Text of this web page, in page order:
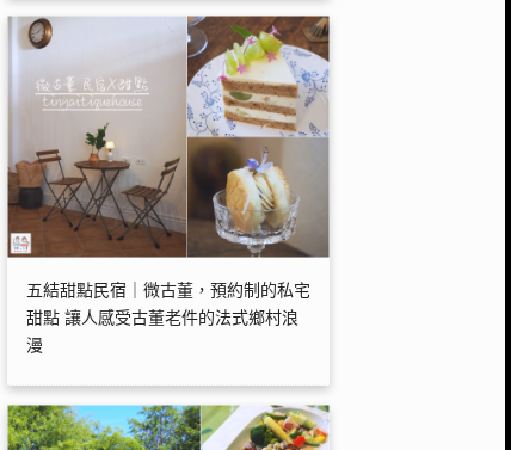
五結甜點民宿｜微古董，預約制的私宅
甜點 讓人感受古董老件的法式鄉村浪
漫